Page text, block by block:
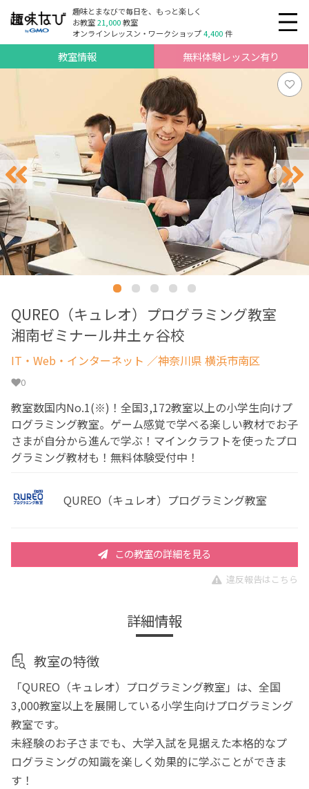
趣味とまなびで毎日を、もっと楽しく
お教室21,000教室
オンラインレッスン・ワークショップ4,400件
教室情報 無料体験レッスン有り
QUREO（キュレオ）プログラミング教室
湘南ゼミナール井土ヶ谷校
IT・Web・インターネット ／神奈川県 横浜市南区
0
教室数国内No.1(※)！全国3,172教室以上の小学生向けプ
ログラミング教室。ゲーム感覚で学べる楽しい教材でお子
さまが自分から進んで学ぶ！マインクラフトを使ったプロ
グラミング教材も！無料体験受付中！
QUREO（キュレオ）プログラミング教室
この教室の詳細を見る
違反報告はこちら
詳細情報
教室の特徴
「QUREO（キュレオ）プログラミング教室」は、全国
3,000教室以上を展開している小学生向けプログラミング
教室です。
未経験のお子さまでも、大学入試を見据えた本格的なプ
ログラミングの知識を楽しく効果的に学ぶことができま
す！